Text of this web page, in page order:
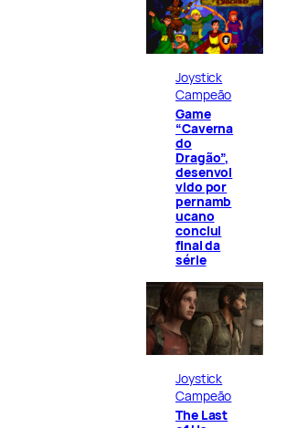
Joystick
Campeão
Game
“Caverna
do
Dragão”,
desenvol
vido por
pernamb
ucano
conclui
final da
série
Joystick
Campeão
The Last